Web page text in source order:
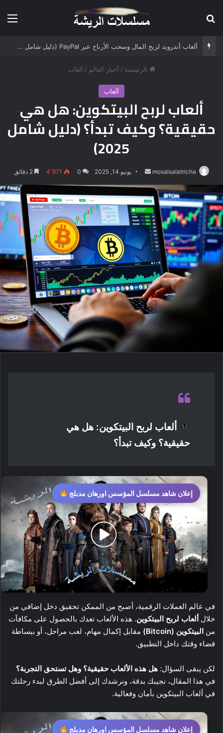
ألعاب أندرويد لربح المال وسحب الأرباح عبر PayPal (دليل شامل 2025)
الرئيسية / أخبار العالم / ألعاب
ألعاب
ألعاب لربح البيتكوين: هل هي
حقيقية؟ وكيف تبدأ؟ (دليل شامل
2025)
mosalsalatricha
أرسل
إلكترونيا
يونيو 14, 2025 0 4٬871
ألعاب لربح البيتكوين: هل هي
حقيقية؟ وكيف تبدأ؟
إعلان شاهد مسلسل المؤسس اورهان مدبلج
في عالم العملات الرقمية، أصبح من الممكن تحقيق دخل إضافي من
خلال ألعاب لربح البيتكوين. هذه الألعاب تعدك بالحصول على مكافآت
من البيتكوين (Bitcoin)
مقابل إكمال مهام، لعب مراحل، أو ببساطة
قضاء وقتك داخل التطبيق.
لكن يبقى السؤال: هل هذه الألعاب حقيقية؟ وهل تستحق التجربة؟
في هذا المقال، نجيبك بدقة، ونرشدك إلى أفضل الطرق لبدء رحلتك
في ألعاب البيتكوين بأمان وفعالية.
إعلان شاهد مسلسل المؤسس اورهان مدبلج